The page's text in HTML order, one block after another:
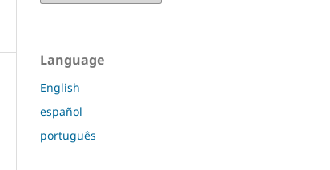
Language
English
español
português